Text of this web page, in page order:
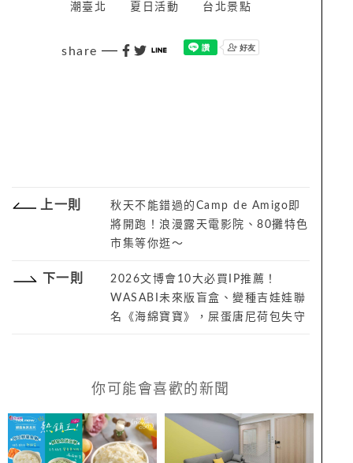
潮臺北
夏日活動 台北景點
share
上一則
秋天不能錯過的Camp de Amigo即
將開跑！浪漫露天電影院、80攤特色
市集等你逛～
下一則
2026文博會10大必買IP推薦！
WASABI未來版盲盒、變種吉娃娃聯
名《海綿寶寶》，屎蛋唐尼荷包失守
你可能會喜歡的新聞